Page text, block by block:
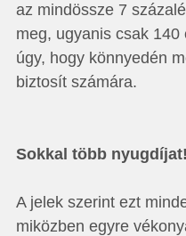
az mindössze 7
meg, ugyanis csak
úgy, hogy könnyedén
biztosít számára.
Sokkal több nyugdíjat!
A jelek szerint ezt
miközben egyre